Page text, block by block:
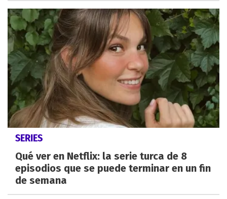
SERIES
Qué ver en Netflix: la serie turca de 8
episodios que se puede terminar en un fin
de semana